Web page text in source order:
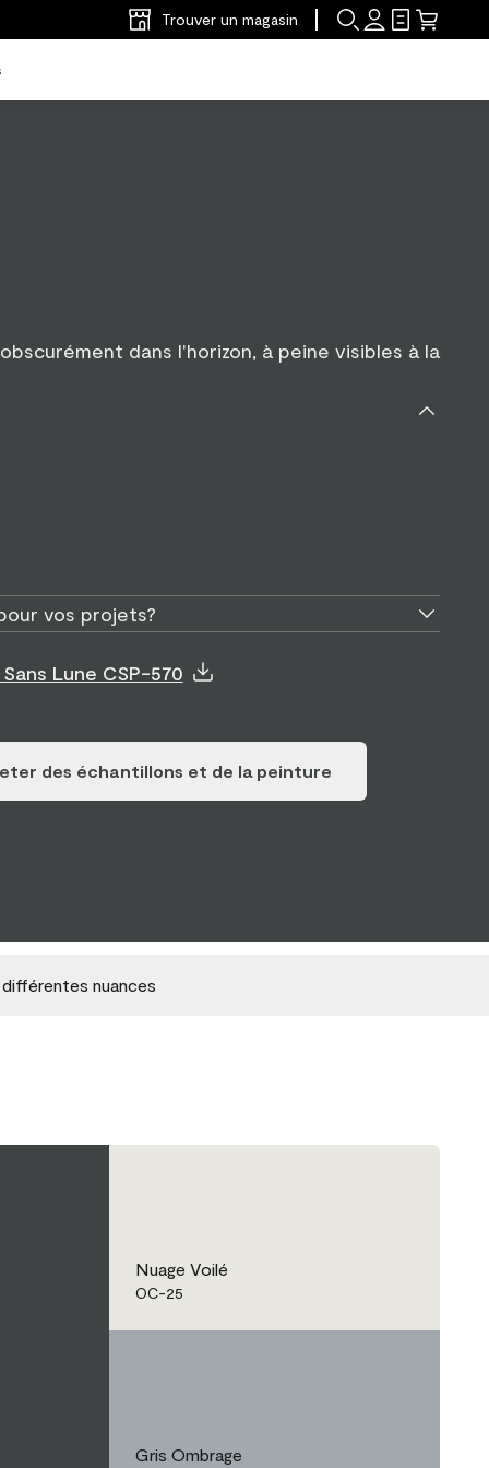
Trouver un magasin
dans l'horizon, à peine visibles à la
vos projets?
Lune CSP-570
des échantillons et de la peinture
nuances
Nuage Voilé
OC-25
Gris Ombrage